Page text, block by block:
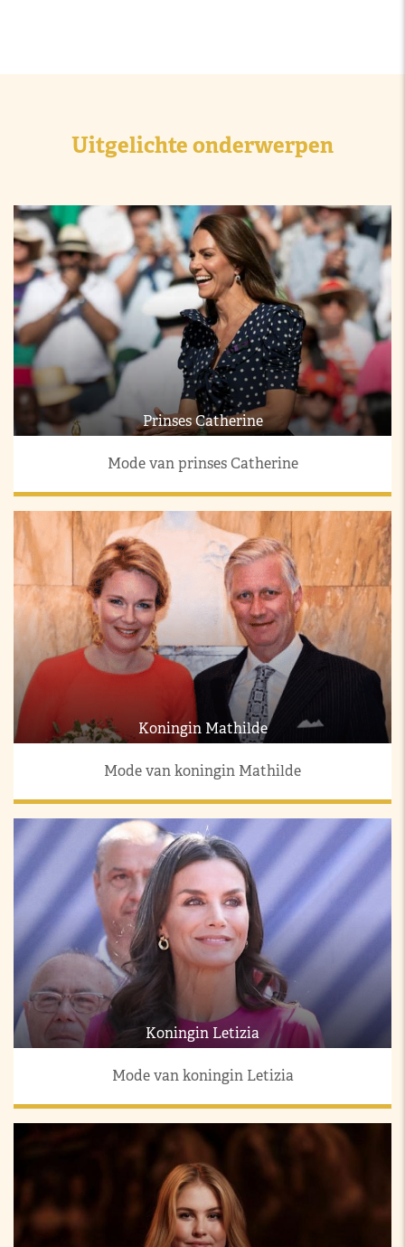
Uitgelichte onderwerpen
Prinses Catherine
Mode van prinses Catherine
Koningin Mathilde
Mode van koningin Mathilde
Koningin Letizia
Mode van koningin Letizia